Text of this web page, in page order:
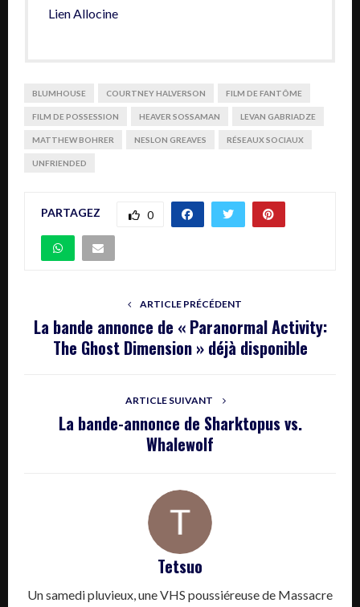
Lien Allocine
BLUMHOUSE COURTNEY HALVERSON FILM DE FANTÔME
FILM DE POSSESSION HEAVER SOSSAMAN LEVAN GABRIADZE
MATTHEW BOHRER NESLON GREAVES RÉSEAUX SOCIAUX
UNFRIENDED
PARTAGEZ 0
ARTICLE PRÉCÉDENT
La bande annonce de « Paranormal Activity:
The Ghost Dimension » déjà disponible
ARTICLE SUIVANT
La bande-annonce de Sharktopus vs.
Whalewolf
Tetsuo
Un samedi pluvieux, une VHS poussiéreuse de Massacre